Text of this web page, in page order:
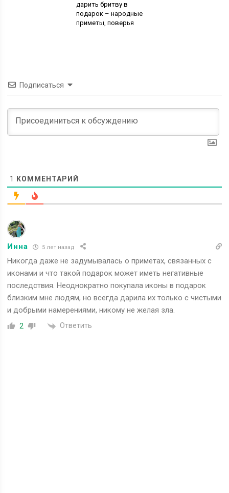
дарить бритву в
подарок – народные
приметы, поверья
Подписаться
1 КОММЕНТАРИЙ
Инна 5 лет назад
Никогда даже не задумывалась о приметах, связанных с
иконами и что такой подарок может иметь негативные
последствия. Неоднократно покупала иконы в подарок
близким мне людям, но всегда дарила их только с чистыми
и добрыми намерениями, никому не желая зла.
2 Ответить